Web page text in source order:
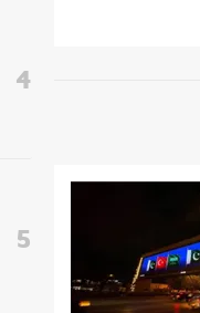
4
5